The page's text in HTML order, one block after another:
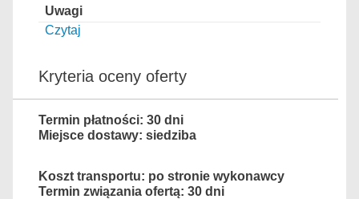
Czytaj
Kryteria oceny oferty
Termin płatności: 30 dni
Miejsce dostawy: siedziba
Koszt transportu: po stronie wykonawcy
Termin związania ofertą: 30 dni